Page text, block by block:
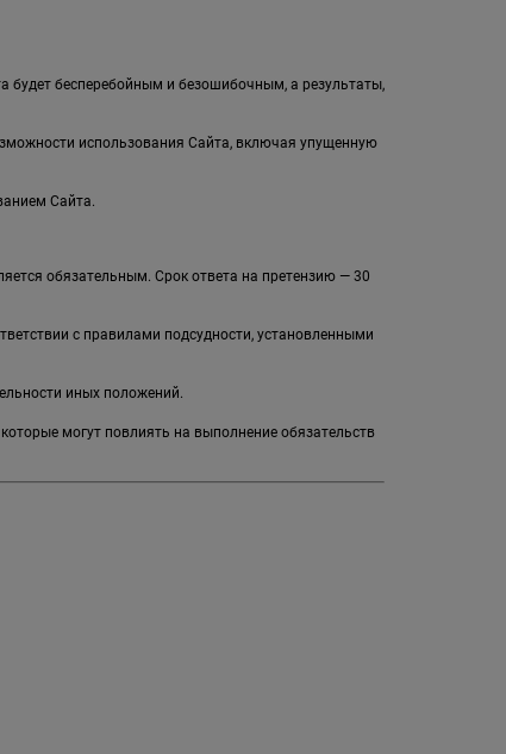
будет бесперебойным и безошибочным, а результаты,
использования Сайта, включая упущенную
Сайта.
обязательным. Срок ответа на претензию — 30
с правилами подсудности, установленными
иных положений.
могут повлиять на выполнение обязательств